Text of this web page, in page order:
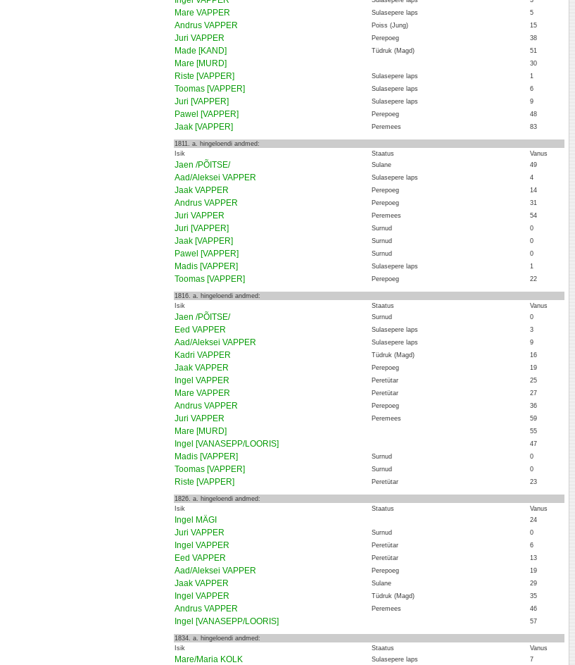
Mare VAPPER Sulasepere laps 5
Andrus VAPPER Poiss (Jung) 15
Juri VAPPER Perepoeg 38
Made [KAND] Tüdruk (Magd) 51
Mare [MURD] 30
Riste [VAPPER] Sulasepere laps 1
Toomas [VAPPER] Sulasepere laps 6
Juri [VAPPER] Sulasepere laps 9
Pawel [VAPPER] Perepoeg 48
Jaak [VAPPER] Peremees 83
1811. a. hingeloendi andmed:
Isik
Staatus Vanus
Jaen /PÕITSE/ Sulane 49
Aad/Aleksei VAPPER Sulasepere laps 4
Jaak VAPPER Perepoeg 14
Andrus VAPPER Perepoeg 31
Juri VAPPER Peremees 54
Juri [VAPPER] Surnud 0
Jaak [VAPPER] Surnud 0
Pawel [VAPPER] Surnud 0
Madis [VAPPER] Sulasepere laps 1
Toomas [VAPPER] Perepoeg 22
1816. a. hingeloendi andmed:
Isik
Staatus Vanus
Jaen /PÕITSE/ Surnud 0
Eed VAPPER Sulasepere laps 3
Aad/Aleksei VAPPER Sulasepere laps 9
Kadri VAPPER Tüdruk (Magd) 16
Jaak VAPPER Perepoeg 19
Ingel VAPPER Peretütar 25
Mare VAPPER Peretütar 27
Andrus VAPPER Perepoeg 36
Juri VAPPER Peremees 59
Mare [MURD] 55
Ingel [VANASEPP/LOORIS] 47
Madis [VAPPER] Surnud 0
Toomas [VAPPER] Surnud 0
Riste [VAPPER] Peretütar 23
1826. a. hingeloendi andmed:
Isik
Staatus Vanus
Ingel MÄGI 24
Juri VAPPER Surnud 0
Ingel VAPPER Peretütar 6
Eed VAPPER Peretütar 13
Aad/Aleksei VAPPER Perepoeg 19
Jaak VAPPER Sulane 29
Ingel VAPPER Tüdruk (Magd) 35
Andrus VAPPER Peremees 46
Ingel [VANASEPP/LOORIS] 57
1834. a. hingeloendi andmed:
Isik
Staatus Vanus
Mare/Maria KOLK Sulasepere laps 7